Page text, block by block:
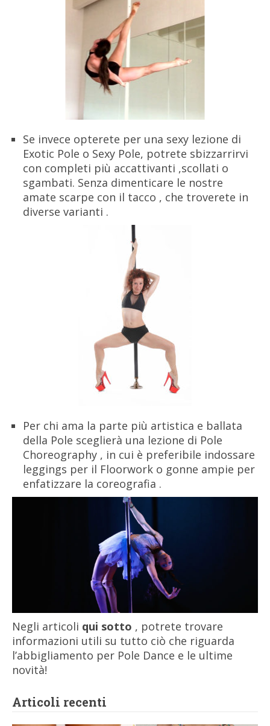
Se invece opterete per una sexy lezione di
Exotic Pole o Sexy Pole, potrete sbizzarrirvi
con completi più accattivanti ,scollati o
sgambati. Senza dimenticare le nostre
amate scarpe con il tacco , che troverete in
diverse varianti .
Per chi ama la parte più artistica e ballata
della Pole sceglierà una lezione di Pole
Choreography , in cui è preferibile indossare
leggings per il Floorwork o gonne ampie per
enfatizzare la coreografia .
Negli articoli qui sotto , potrete trovare
informazioni utili su tutto ciò che riguarda
l’abbigliamento per Pole Dance e le ultime
novità!
Articoli recenti